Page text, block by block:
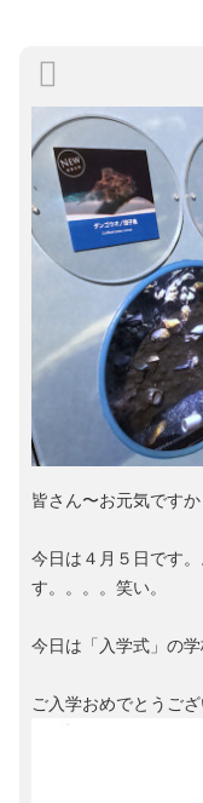
皆さん〜お元気ですか
今日は４月５日です
す。。。。笑い。
今日は「入学式」の学
ご入学おめでとうござ